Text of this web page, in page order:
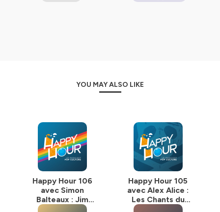
YOU MAY ALSO LIKE
Happy Hour 106
avec Simon
Balteaux : Jim
Happy Hour 105
avec Alex Alice :
Les Chants du